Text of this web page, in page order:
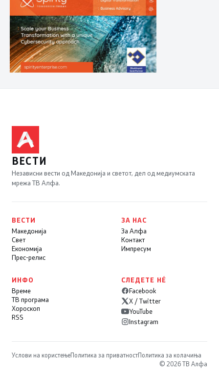
ВЕСТИ
Независни вести од Македонија и светот, дел од медиумската
мрежа ТВ Алфа.
ВЕСТИ
Македонија
Свет
Економија
Прес-релис
ЗА НАС
За Алфа
Контакт
Импресум
ИНФО
Време
ТВ програма
Хороскоп
RSS
СЛЕДЕТЕ НÉ
Facebook
X / Twitter
YouTube
Instagram
Услови на користењеПолитика за приватностПолитика за колачиња
© 2026 ТВ Алфа